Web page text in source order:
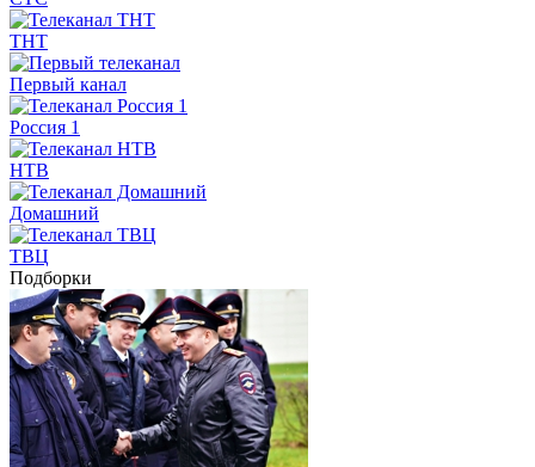
ТНТ
Первый канал
Россия 1
НТВ
Домашний
ТВЦ
Подборки